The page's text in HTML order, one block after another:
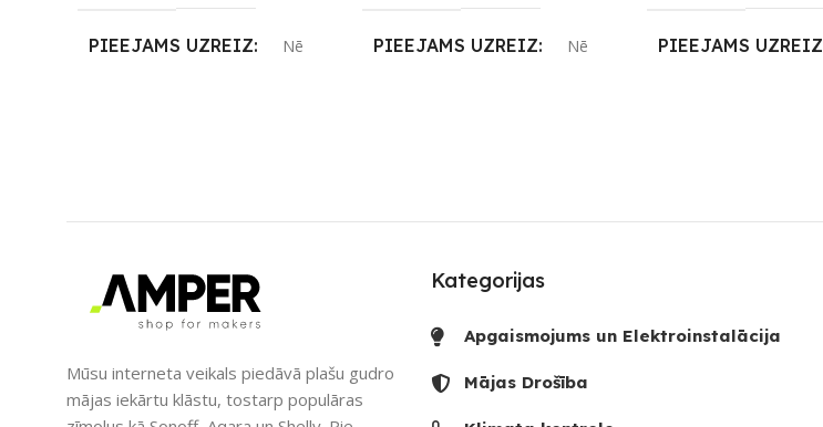
PIEEJAMS UZREIZ Nē PIEEJAMS UZREIZ Nē PIEEJAMS UZREIZ
Mūsu interneta veikals piedāvā plašu gudro
mājas iekārtu klāstu, tostarp populāras
Kategorijas
Apgaismojums un Elektroinstalācija
Mājas Drošība